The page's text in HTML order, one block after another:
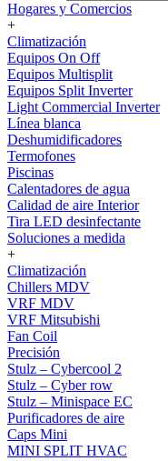
Hogares y Comercios
+
Climatización
Equipos On Off
Equipos Multisplit
Equipos Split Inverter
Light Commercial Inverter
Línea blanca
Deshumidificadores
Termofones
Piscinas
Calentadores de agua
Calidad de aire Interior
Tira LED desinfectante
Soluciones a medida
+
Climatización
Chillers MDV
VRF MDV
VRF Mitsubishi
Fan Coil
Precisión
Stulz – Cybercool 2
Stulz – Cyber row
Stulz – Minispace EC
Purificadores de aire
Caps Mini
MINI SPLIT HVAC